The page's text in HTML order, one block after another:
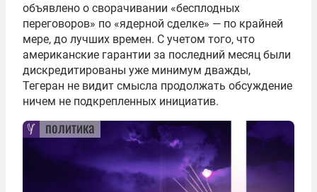
объявлено о сворачивании «бесплодных
переговоров» по «ядерной сделке» — по крайней
мере, до лучших времен. С учетом того, что
американские гарантии за последний месяц были
дискредитированы уже минимум дважды,
Тегеран не видит смысла продолжать обсуждение
ничем не подкрепленных инициатив.
политика